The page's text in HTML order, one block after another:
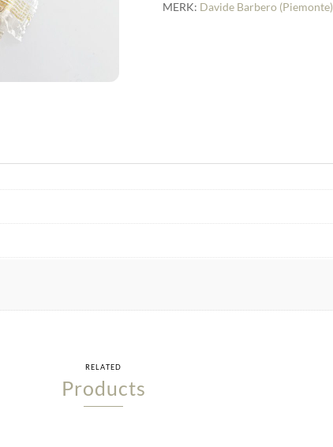
MERK: Davide Barbero (Piemonte)
RELATED
Products